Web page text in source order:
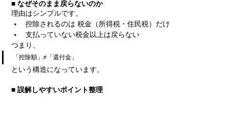
■ なぜそのまま戻らないのか
理由はシンプルです。
控除されるのは 税金（所得税・住民税）だけ
支払っていない税金以上は戻らない
つまり、
「控除額」≠「還付金」
という構造になっています。
■ 誤解しやすいポイント整理